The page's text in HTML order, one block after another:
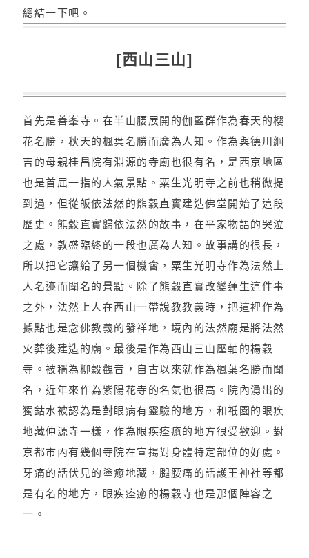
總結一下吧。
[西山三山]
首先是善峯寺。在半山腰展開的伽藍群作為春天的櫻
花名勝，秋天的楓葉名勝而廣為人知。作為與德川綱
吉的母親桂昌院有淵源的寺廟也很有名，是西京地區
也是首屈一指的人氣景點。粟生光明寺之前也稍微提
到過，但從皈依法然的熊穀直實建造佛堂開始了這段
歷史。熊穀直實歸依法然的故事，在平家物語的哭泣
之處，敦盛臨終的一段也廣為人知。故事講的很長，
所以把它讓給了另一個機會，粟生光明寺作為法然上
人名迹而聞名的景點。除了熊穀直實改變蓮生這件事
之外，法然上人在西山一帶說教教義時，把這裡作為
據點也是念佛教義的發祥地，境內的法然廟是將法然
火葬後建造的廟。最後是作為西山三山壓軸的楊穀
寺。被稱為柳穀觀音，自古以來就作為楓葉名勝而聞
名，近年來作為紫陽花寺的名氣也很高。院內湧出的
獨鈷水被認為是對眼病有靈驗的地方，和祇園的眼疾
地藏仲源寺一樣，作為眼疾痊癒的地方很受歡迎。對
京都市內有幾個寺院在宣揚對身體特定部位的好處。
牙痛的話伏見的塗癒地藏，腿腰痛的話護王神社等都
是有名的地方，眼疾痊癒的楊穀寺也是那個陣容之
一。